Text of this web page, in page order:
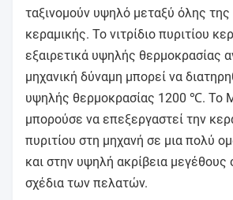
ταξινομούν υψηλό μεταξύ όλης
κεραμικής. Το νιτρίδιο πυριτίου
εξαιρετικά υψηλής θερμοκρασίας
μηχανική δύναμη μπορεί να
υψηλής θερμοκρασίας 1200 ℃. Το
μπορούσε να επεξεργαστεί την
πυριτίου στη μηχανή σε μια πολύ
και στην υψηλή ακρίβεια
σχέδια των πελατών.